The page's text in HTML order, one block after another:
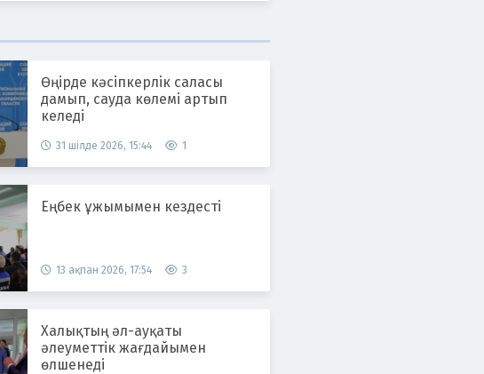
Өңірде кәсіпкерлік саласы
дамып, сауда көлемі артып
келеді
31 шілде 2026, 15:44 1
Еңбек ұжымымен кездесті
13 ақпан 2026, 17:54 3
Халықтың әл-ауқаты
әлеуметтік жағдайымен
өлшенеді